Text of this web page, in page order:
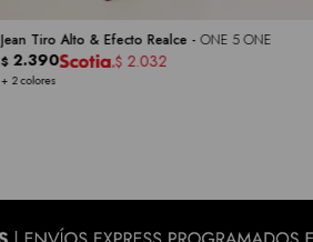
Jean Tiro Alto & Efecto Realce -ONE 5 ONE
+ 2 colores
$ 2.390 $ 2.032